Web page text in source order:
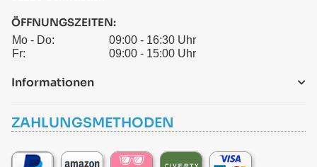
ÖFFNUNGSZEITEN:
Mo - Do:
09:00 - 16:30 Uhr
Fr:
09:00 - 15:00 Uhr
Informationen
ZAHLUNGSMETHODEN